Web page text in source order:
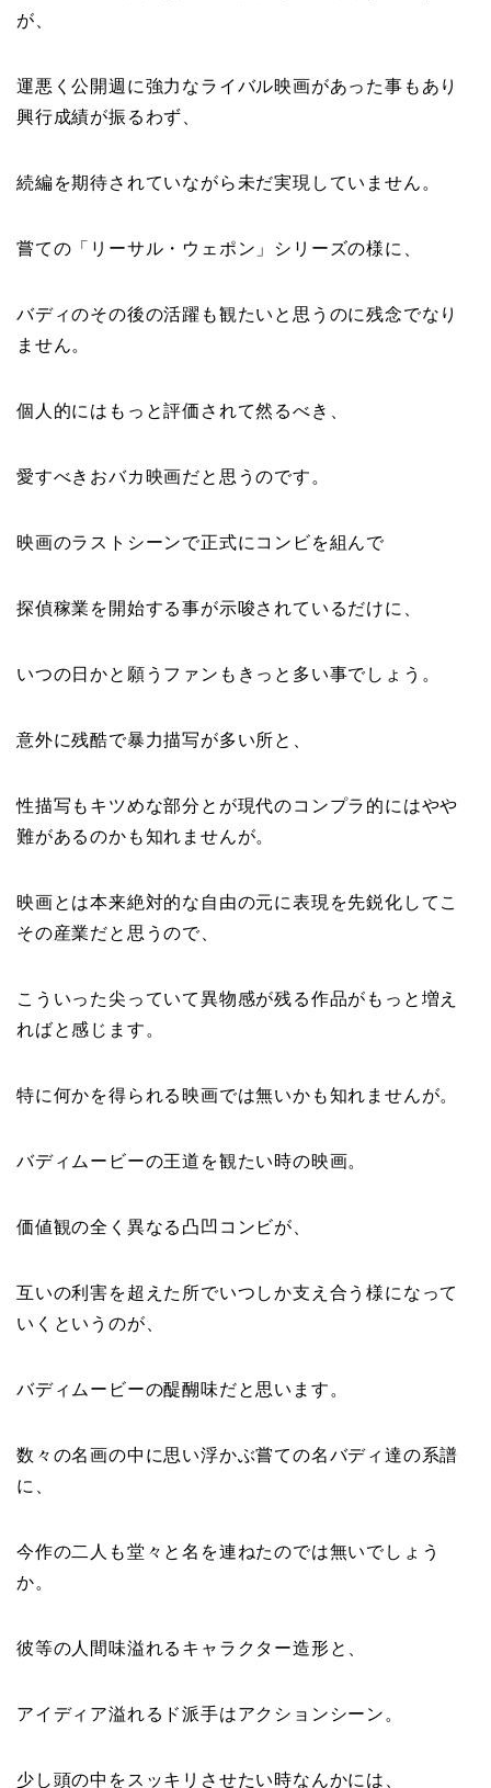
が、
運悪く公開週に強力なライバル映画があった事もあり
興行成績が振るわず、
続編を期待されていながら未だ実現していません。
嘗ての「リーサル・ウェポン」シリーズの様に、
バディのその後の活躍も観たいと思うのに残念でなり
ません。
個人的にはもっと評価されて然るべき、
愛すべきおバカ映画だと思うのです。
映画のラストシーンで正式にコンビを組んで
探偵稼業を開始する事が示唆されているだけに、
いつの日かと願うファンもきっと多い事でしょう。
意外に残酷で暴力描写が多い所と、
性描写もキツめな部分とが現代のコンプラ的にはやや
難があるのかも知れませんが。
映画とは本来絶対的な自由の元に表現を先鋭化してこ
その産業だと思うので、
こういった尖っていて異物感が残る作品がもっと増え
ればと感じます。
特に何かを得られる映画では無いかも知れませんが。
バディムービーの王道を観たい時の映画。
価値観の全く異なる凸凹コンビが、
互いの利害を超えた所でいつしか支え合う様になって
いくというのが、
バディムービーの醍醐味だと思います。
数々の名画の中に思い浮かぶ嘗ての名バディ達の系譜
に、
今作の二人も堂々と名を連ねたのでは無いでしょう
か。
彼等の人間味溢れるキャラクター造形と、
アイディア溢れるド派手はアクションシーン。
少し頭の中をスッキリさせたい時なんかには、